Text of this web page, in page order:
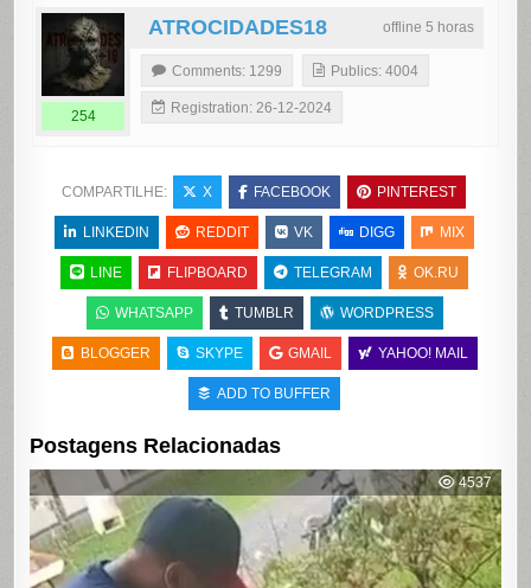
offline 5 horas
ATROCIDADES18
254
Comments: 1299 Publics: 4004
Registration: 26-12-2024
COMPARTILHE: X FACEBOOK PINTEREST
LINKEDIN REDDIT VK DIGG MIX
LINE FLIPBOARD TELEGRAM OK.RU
WHATSAPP TUMBLR WORDPRESS
BLOGGER SKYPE GMAIL YAHOO! MAIL
ADD TO BUFFER
Postagens Relacionadas
4537